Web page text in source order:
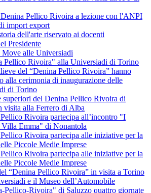
Pellico Rivoira a lezione con l'ANPI
import export
dell'arte riservato ai docenti
Presidente
Move alle Universiadi
Pellico Rivoira" alla Universiadi di Torino
del “Denina Pellico Rivoira” hanno
alla cerimonia di inaugurazione delle
di Torino
superiori del Denina Pellico Rivoira di
visita alla Ferrero di Alba
Rivoira partecipa all’incontro "I
Villa Emma" di Nonantola
Rivoira partecipa alle iniziative per la
Piccole Medie Imprese
Rivoira partecipa alle iniziative per la
Piccole Medie Imprese
“Denina Pellico Rivoira” in visita a Torino
e il Museo dell’Automobile
Pellico-Rivoira" di Saluzzo quattro giornate